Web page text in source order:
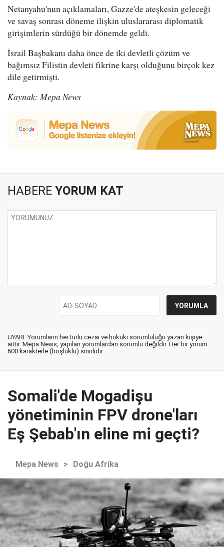
Netanyahu'nun açıklamaları, Gazze'de ateşkesin geleceği
ve savaş sonrası döneme ilişkin uluslararası diplomatik
girişimlerin sürdüğü bir dönemde geldi.
İsrail Başbakanı daha önce de iki devletli çözüm ve
bağımsız Filistin devleti fikrine karşı olduğunu birçok kez
dile getirmişti.
Kaynak: Mepa News
HABERE YORUM KAT
UYARI: Yorumların her türlü cezai ve hukuki sorumluluğu yazan kişiye
aittir. Mepa News, yapılan yorumlardan sorumlu değildir. Her bir yorum
600 karakterle (boşluklu) sınırlıdır.
Somali'de Mogadişu
yönetiminin FPV drone'ları
Eş Şebab'ın eline mi geçti?
Mepa News > Doğu Afrika